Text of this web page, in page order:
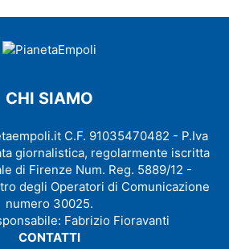
CHI SIAMO
C.F. 91035470482 - P.Iva
giornalistica, regolarmente iscritta
di Firenze Num. Reg. 5889/12 -
degli Operatori di Comunicazione
numero 30025.
Fabrizio Fioravanti
CONTATTI